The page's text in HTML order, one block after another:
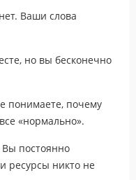
Ваши слова
но вы бесконечно
понимаете, почему
«нормально».
постоянно
ресурсы никто не